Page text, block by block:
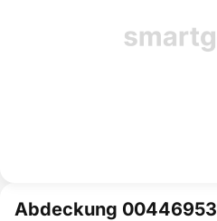
Abdeckung 00446953